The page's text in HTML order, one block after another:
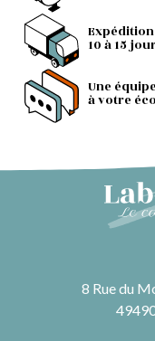
10 à 15
Une
à votre
8 Rue du